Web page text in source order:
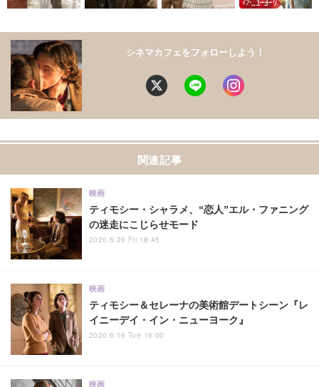
シネマカフェをフォローしよう！
関連記事
ティモシー・シャラメ、“恋人”エル・ファニング
の迷走にこじらせモード
映画
2020.6.26 Fri 18:45
ティモシー＆セレーナの美術館デートシーン『レ
イニーデイ・イン・ニューヨーク』
映画
2020.6.16 Tue 16:00
映画